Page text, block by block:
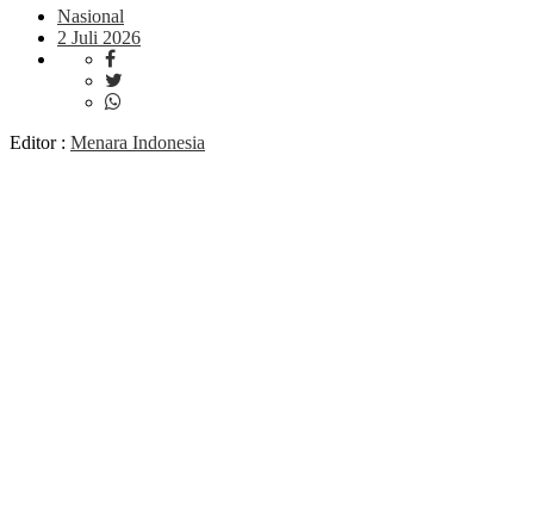
Nasional
2 Juli 2026
Editor : Menara Indonesia